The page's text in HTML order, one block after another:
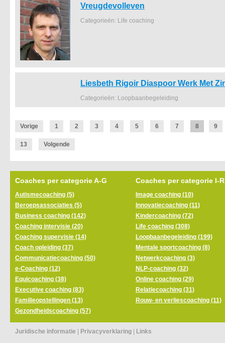
Vreugdevolleven
Categorieën: Life coaching
Liesbeth Rigoir Diaspoor Werk Met
Categorieën: Loopbaanbegeleiding
Vorige 1 2 3 4 5 6 7 8 9
13 Volgende
Coaches per categorie A-G
Autismecoaching (5)
Beroepsassociaties (5)
Business coaching (142)
Coaching intervisie (20)
Coaching supervisie (14)
Coach opleiding (37)
Communicatiecoaching (50)
e-Coaching (12)
Equicoaching (38)
Executive coaching (83)
Familieopstellingen (13)
Gezondheidscoaching (57)
Coaches per categorie I-R
Image coaching (10)
Innovatiecoaching (11)
Kindercoaching (72)
Life coaching (308)
Loopbaanbegeleiding (199)
Mentale sportcoaching (8)
Netwerkcoaching (3)
NLP-coaching (32)
Online coaching (29)
Relatiecoaching (31)
Rouw- en verliescoaching (11)
Juridische informatie Privacyverklaring Links